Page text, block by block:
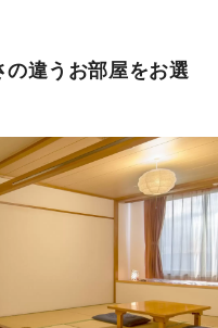
の違うお部屋をお選